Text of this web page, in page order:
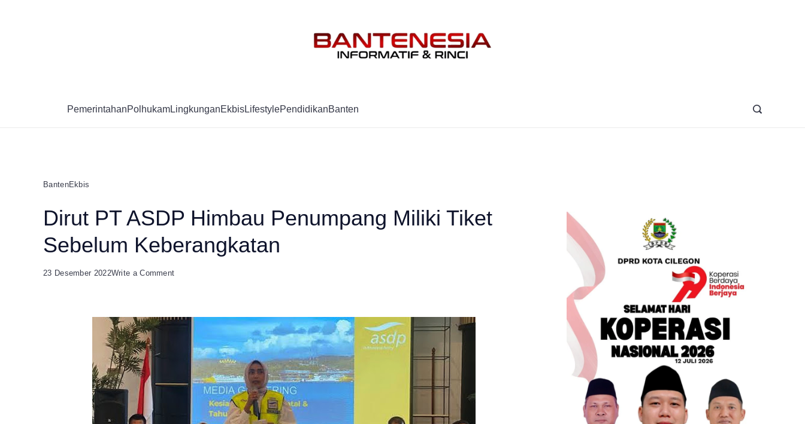
PemerintahanPolhukamLingkunganEkbisLifestylePendidikanBanten
BantenEkbis
Dirut PT ASDP Himbau Penumpang Miliki Tiket
Sebelum Keberangkatan
23 Desember 2022Write a Commenton
Himbau
Penumpang
Miliki